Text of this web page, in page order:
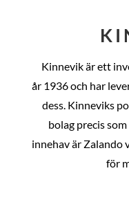
Kinnevik är ett
år 1936 och har
dess. Kinneviks
bolag precis
innehav är Zalando
för